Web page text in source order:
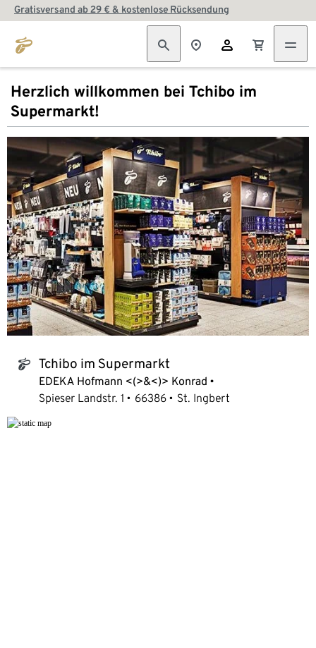
Gratisversand ab 29 € & kostenlose Rücksendung
Herzlich willkommen bei Tchibo im
Supermarkt!
tchibo_logo Tchibo im Supermarkt
EDEKA Hofmann <(>&<)> Konrad
Spieser Landstr. 1
66386 St. Ingbert